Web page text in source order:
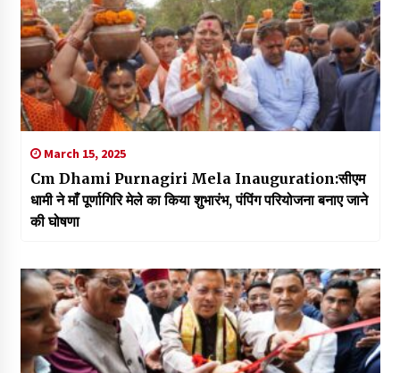
March 15, 2025
Cm Dhami Purnagiri Mela Inauguration:सीएम
धामी ने माँ पूर्णागिरि मेले का किया शुभारंभ, पंपिंग परियोजना बनाए जाने
की घोषणा